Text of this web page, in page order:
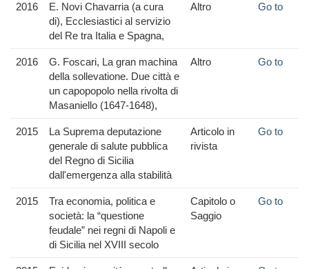
2016
E. Novi Chavarria (a cura
di), Ecclesiastici al servizio
del Re tra Italia e Spagna,
Altro Go to
2016
G. Foscari, La gran machina
della sollevatione. Due città e
un capopopolo nella rivolta di
Masaniello (1647-1648),
Altro Go to
2015
La Suprema deputazione
generale di salute pubblica
del Regno di Sicilia
dall'emergenza alla stabilità
Articolo in
rivista
Go to
2015
Tra economia, politica e
società: la “questione
feudale” nei regni di Napoli e
di Sicilia nel XVIII secolo
Capitolo o
Saggio
Go to